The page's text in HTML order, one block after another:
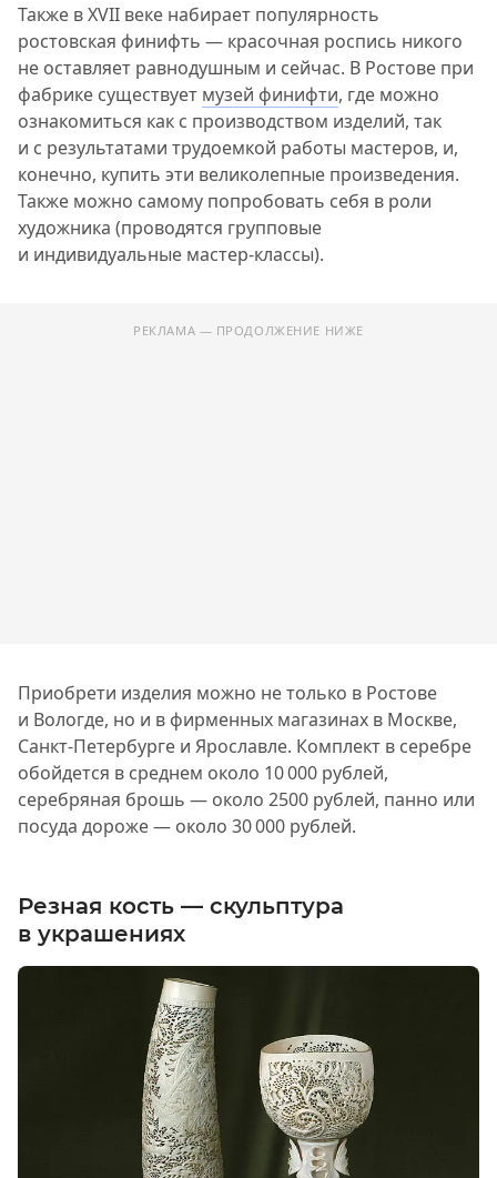
Также в XVII веке набирает популярность
ростовская финифть — красочная роспись никого
не оставляет равнодушным и сейчас. В Ростове при
фабрике существует музей финифти, где можно
ознакомиться как с производством изделий, так
и с результатами трудоемкой работы мастеров, и,
конечно, купить эти великолепные произведения.
Также можно самому попробовать себя в роли
художника (проводятся групповые
и индивидуальные мастер-классы).
РЕКЛАМА — ПРОДОЛЖЕНИЕ НИЖЕ
Приобрети изделия можно не только в Ростове
и Вологде, но и в фирменных магазинах в Москве,
Санкт-Петербурге и Ярославле. Комплект в серебре
обойдется в среднем около 10 000 рублей,
серебряная брошь — около 2500 рублей, панно или
посуда дороже — около 30 000 рублей.
Резная кость — скульптура
в украшениях